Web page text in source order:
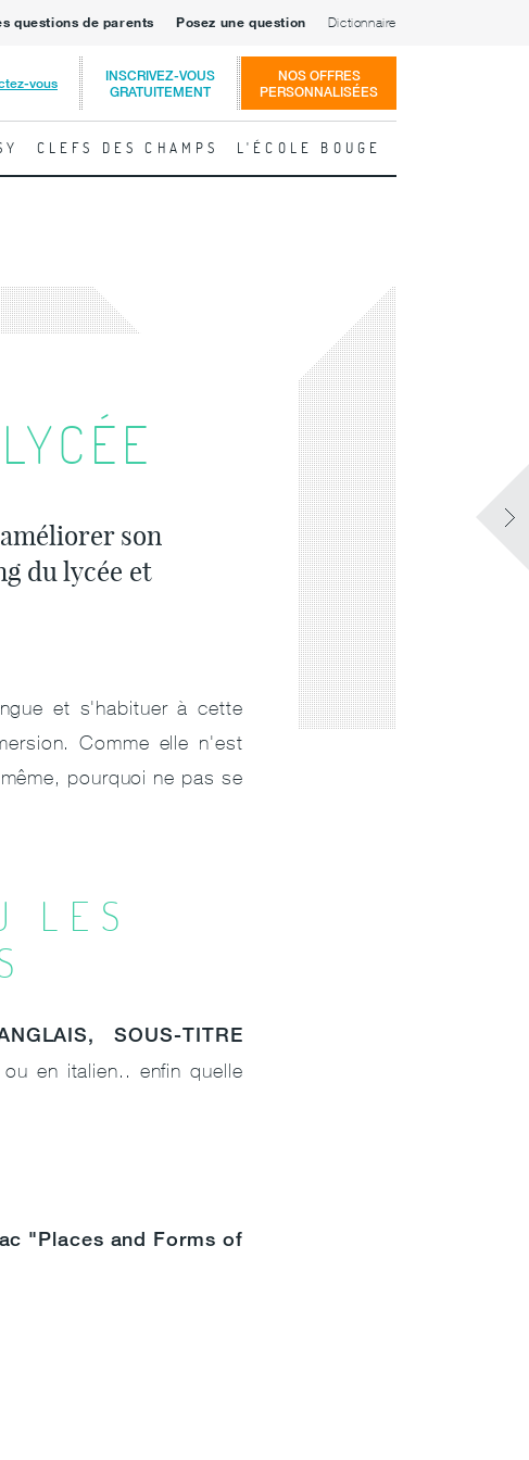
questions de parents Posez une question Dictionnaire
vous
INSCRIVEZ-VOUS
GRATUITEMENT
NOS OFFRES
PERSONNALISÉES
CLEFS DES CHAMPS L'ÉCOLE BOUGE
son
du lycée et
et s'habituer à cette
Comme elle n'est
pourquoi ne pas se
LES
SOUS-TITRE
en italien.. enfin quelle
"Places and Forms of